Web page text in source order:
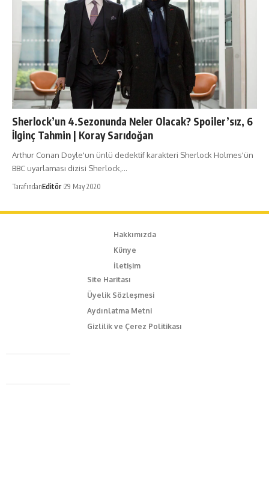
Sherlock’un 4.Sezonunda Neler Olacak? Spoiler’sız, 6
İlginç Tahmin | Koray Sarıdoğan
Arthur Conan Doyle'un ünlü dedektif karakteri Sherlock Holmes'ün
BBC uyarlaması dizisi Sherlock,…
TarafındanEditör 29 May 2020
Hakkımızda
Künye
İletişim
Site Haritası
Üyelik Sözleşmesi
Aydınlatma Metni
Gizlilik ve Çerez Politikası
Caferağa Mah. Dr. Şakir Paşa Sok. No3/A Kadıköy İstanbul
+90 543 345 46 00